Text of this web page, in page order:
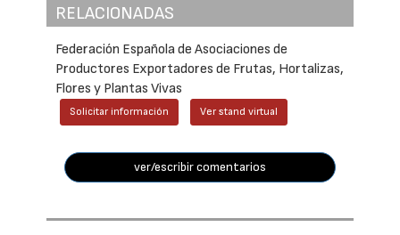
RELACIONADAS
Federación Española de Asociaciones de
Productores Exportadores de Frutas, Hortalizas,
Flores y Plantas Vivas
Solicitar información Ver stand virtual
ver/escribir comentarios